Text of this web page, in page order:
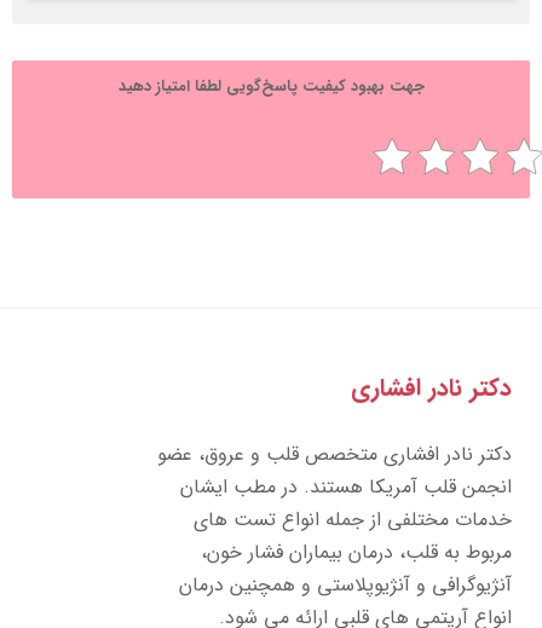
جهت بهبود کیفیت پاسخ‌گویی لطفا امتیاز دهید
نادر افشاری
نادر افشاری متخصص قلب و عروق، عضو
قلب آمریکا هستند. در مطب ایشان
مختلفی از جمله انواع تست های
به قلب، درمان بیماران فشار خون،
و آنژیوپلاستی و همچنین درمان
آریتمی های قلبی ارائه می شود.